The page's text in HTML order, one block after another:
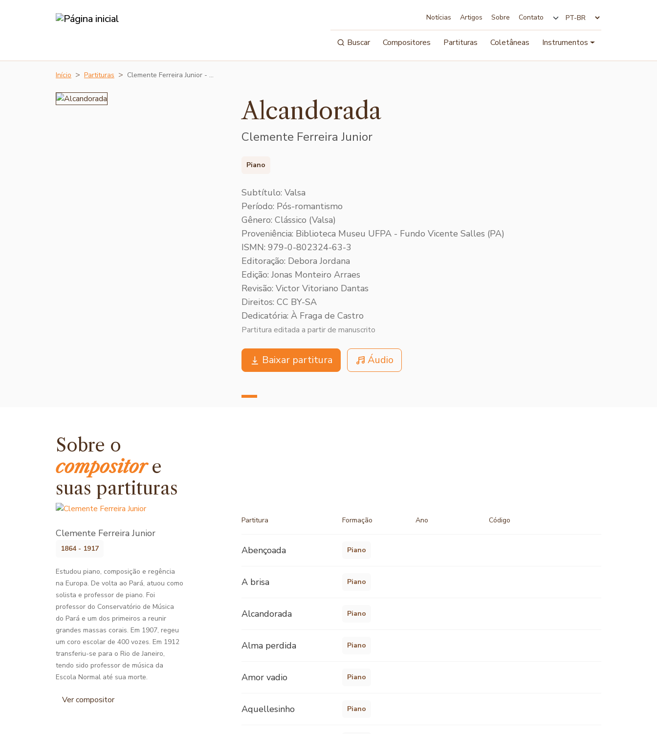
Notícias Artigos Sobre Contato
Buscar Compositores Partituras Coletâneas Instrumentos
Início Partituras Clemente Ferreira Junior - …
Alcandorada
Clemente Ferreira Junior
Piano
Subtítulo: Valsa
Período: Pós-romantismo
Gênero: Clássico (Valsa)
Proveniência: Biblioteca Museu UFPA - Fundo Vicente Salles (PA)
ISMN: 979-0-802324-63-3
Editoração: Debora Jordana
Edição: Jonas Monteiro Arraes
Revisão: Victor Vitoriano Dantas
Direitos: CC BY-SA
Dedicatória: À Fraga de Castro
Partitura editada a partir de manuscrito
Baixar partitura Áudio
Sobre o
compositore
suas partituras
Clemente Ferreira Junior
1864 - 1917
Estudou piano, composição e regência
na Europa. De volta ao Pará, atuou como
solista e professor de piano. Foi
professor do Conservatório de Música
do Pará e um dos primeiros a reunir
grandes massas corais. Em 1907, regeu
um coro escolar de 400 vozes. Em 1912
transferiu-se para o Rio de Janeiro,
tendo sido professor de música da
Escola Normal até sua morte.
Ver compositor
Partitura Formação Ano Código
Abençoada Piano
A brisa Piano
Alcandorada Piano
Alma perdida Piano
Amor vadio Piano
Aquellesinho Piano